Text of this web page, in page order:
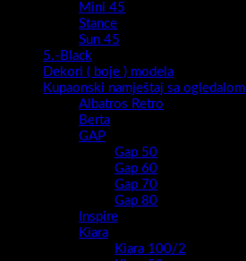
Mini 45
Stance
Sun 45
5.-Black
Dekori ( boje ) modela
Kupaonski namještaj sa ogledalom
Albatros Retro
Berta
GAP
Gap 50
Gap 60
Gap 70
Gap 80
Inspire
Kiara
Kiara 100/2